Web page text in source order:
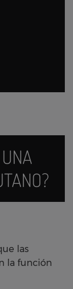
las
la función